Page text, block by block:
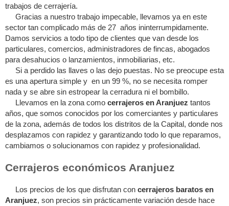
trabajos de cerrajería.
Gracias a nuestro trabajo impecable, llevamos ya en este
sector tan complicado más de 27 años ininterrumpidamente.
Damos servicios a todo tipo de clientes que van desde los
particulares, comercios, administradores de fincas, abogados
para desahucios o lanzamientos, inmobiliarias, etc.
Si a perdido las llaves o las dejo puestas. No se preocupe esta
es una apertura simple y en un 99 %, no se necesita romper
nada y se abre sin estropear la cerradura ni el bombillo.
Llevamos en la zona como cerrajeros en Aranjuez tantos
años, que somos conocidos por los comerciantes y particulares
de la zona, además de todos los distritos de la Capital, donde nos
desplazamos con rapidez y garantizando todo lo que reparamos,
cambiamos o solucionamos con rapidez y profesionalidad.
Cerrajeros económicos Aranjuez
Los precios de los que disfrutan con cerrajeros baratos en
Aranjuez, son precios sin prácticamente variación desde hace